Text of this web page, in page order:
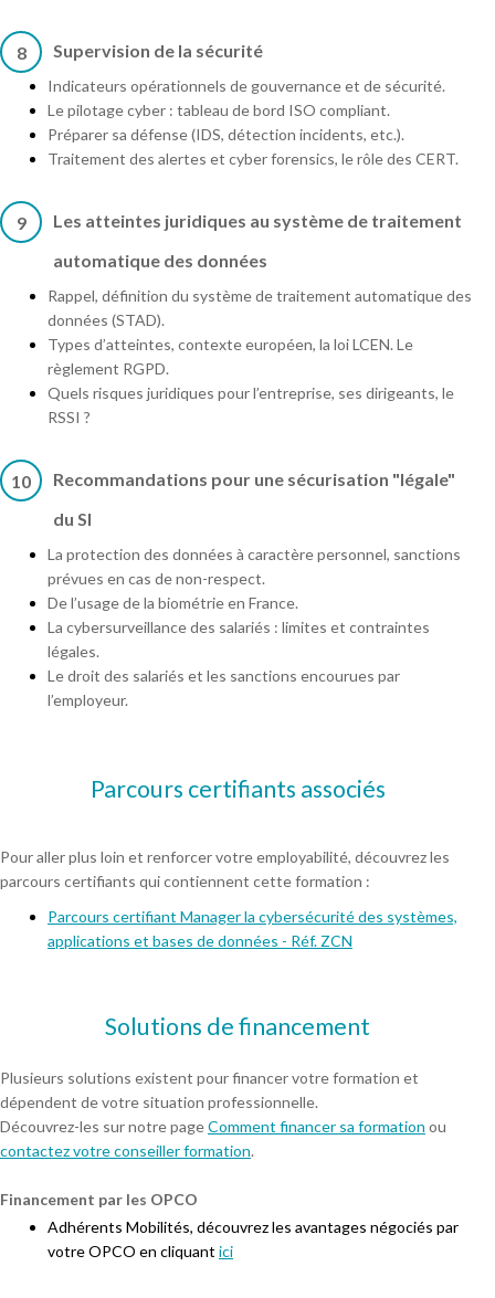
8 Supervision de la sécurité
Indicateurs opérationnels de gouvernance et de sécurité.
Le pilotage cyber : tableau de bord ISO compliant.
Préparer sa défense (IDS, détection incidents, etc.).
Traitement des alertes et cyber forensics, le rôle des CERT.
9
Les atteintes juridiques au système de traitement
automatique des données
Rappel, définition du système de traitement automatique des
données (STAD).
Types d’atteintes, contexte européen, la loi LCEN. Le
règlement RGPD.
Quels risques juridiques pour l’entreprise, ses dirigeants, le
RSSI ?
10
Recommandations pour une sécurisation "légale"
du SI
La protection des données à caractère personnel, sanctions
prévues en cas de non-respect.
De l’usage de la biométrie en France.
La cybersurveillance des salariés : limites et contraintes
légales.
Le droit des salariés et les sanctions encourues par
l’employeur.
Parcours certifiants associés
Pour aller plus loin et renforcer votre employabilité, découvrez les
parcours certifiants qui contiennent cette formation :
Parcours certifiant Manager la cybersécurité des systèmes,
applications et bases de données - Réf. ZCN
Solutions de financement
Plusieurs solutions existent pour financer votre formation et
dépendent de votre situation professionnelle.
Découvrez-les sur notre pageComment financer sa formation ou
contactez votre conseiller formation.
Financement par les OPCO
Adhérents Mobilités, découvrez les avantages négociés par
votre OPCO en cliquant ici